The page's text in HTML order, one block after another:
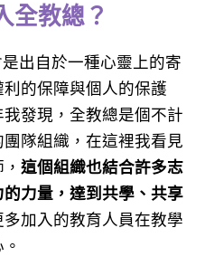
全教總？
出自於一種心靈上的寄
的保障與個人的保護
發現，全教總是個不計
隊組織，在這裡我看見
這個組織也結合許多志
力量，達到共學、共享
多加入的教育人員在教學